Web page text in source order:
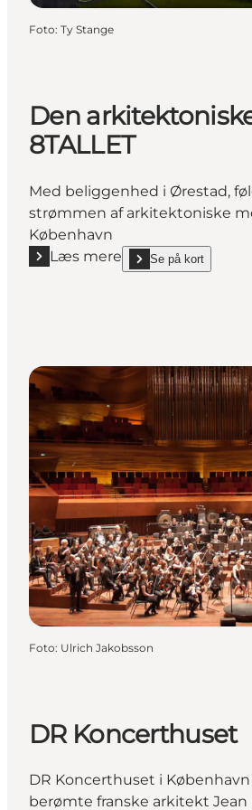
Foto: Ty Stange
Den
8TALLET
Med beliggenhed i Ørestad,
strømmen af arkitektoniske
København
Læs mere
Læs mere "Den arkitektoniske
Se på kort
show Den
Foto: Ulrich Jakobsson
DR Koncerthuset
DR Koncerthuset i
berømte franske arkitekt Jean